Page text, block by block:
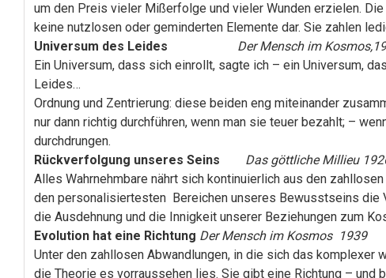
um den Preis vieler Mißerfolge und vieler Wunden erzielen.
keine nutzlosen oder geminderten Elemente dar. Sie zahlen
Universum des Leides Der Mensch im
Ein Universum, dass sich einrollt, sagte ich – ein Universum,
Leides…
Ordnung und Zentrierung: diese beiden eng miteinander
nur dann richtig durchführen, wenn man sie teuer bezahlt; –
durchdrungen.
Rückverfolgung unseres Seins
Das göttliche Millieu
Alles Wahrnehmbare nährt sich kontinuierlich aus den
den personalisiertesten Bereichen unseres Bewusstseins die
die Ausdehnung und die Innigkeit unserer Beziehungen zum
Evolution hat eine Richtung Der Mensch im Kosmos 1939
Unter den zahllosen Abwandlungen, in die sich das
die Theorie es vorraussehen lies. Sie gibt eine Richtung – und